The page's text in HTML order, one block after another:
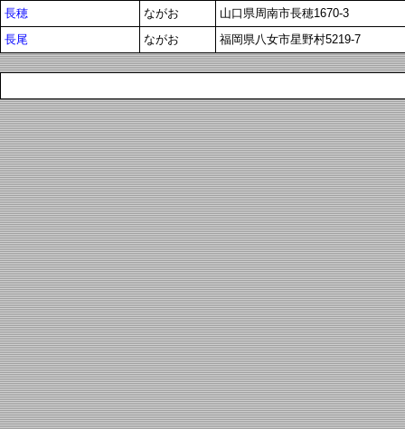
長穂
ながお
山口県周南市長穂1670-3
長尾
ながお 福岡県八女市星野村5219-7